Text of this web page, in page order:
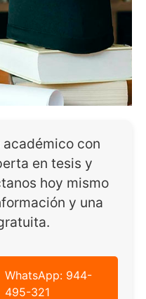
académico con
en tesis y
hoy mismo
y una
WhatsApp: 944-
495-321